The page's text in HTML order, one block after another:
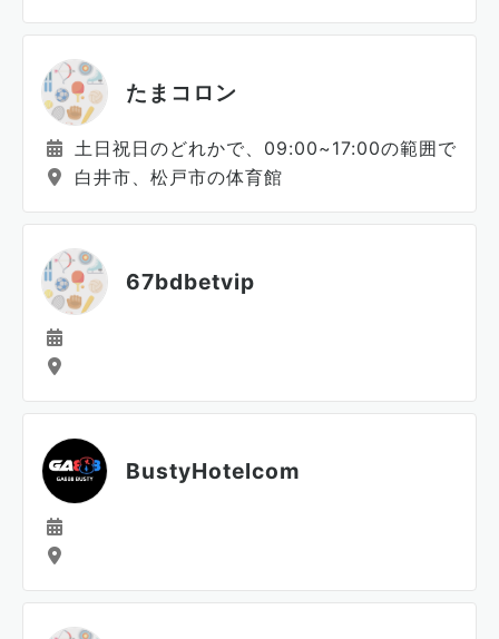
たまコロン
土日祝日のどれかで、09:00~17:00の範囲で２
白井市、松戸市の体育館
67bdbetvip
BustyHotelcom